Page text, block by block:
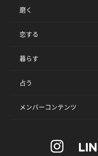
磨く
恋する
暮らす
占う
メンバーコンテンツ